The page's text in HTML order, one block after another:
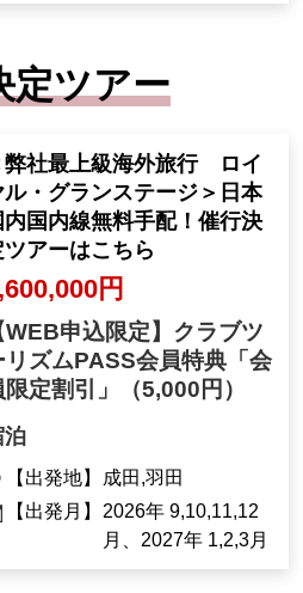
定ツアー
弊社最上級海外旅行 ロイ
ル・グランステージ＞日本
内国内線無料手配！催行決
ツアーはこちら
円
WEB申込限定】クラブツ
リズムPASS会員特典「会
限定割引」
（5,000円）
泊
【出発地】 成田,羽田
【出発月】 2026年 9,10,11,12
月、2027年 1,2,3月